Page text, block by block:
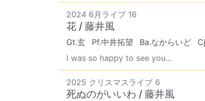
2024 6月ライブ 16
花 / 藤井風
Gt.玄 Pf.中井拓望 Ba.なからいど
I was so happy to see you...
2025 クリスマスライブ 6
死ぬのがいいわ / 藤井風